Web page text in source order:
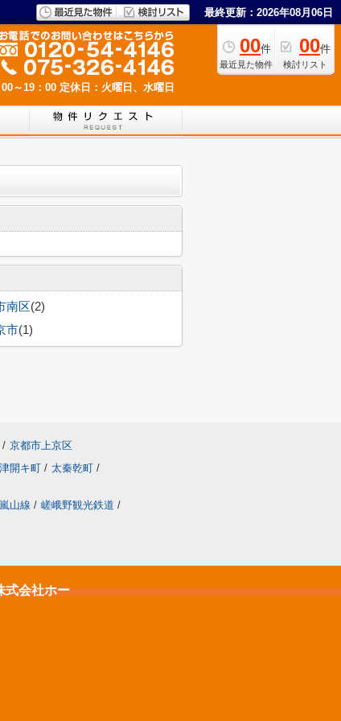
最終更新：2026年08月06日
00件
最近見た物件
00件
検討リスト
～19：00 定休日：火曜日、水曜日
南区(2)
市(1)
/ 京都市上京区
開キ町 / 太秦乾町 /
山線 / 嵯峨野観光鉄道 /
式会社ホー